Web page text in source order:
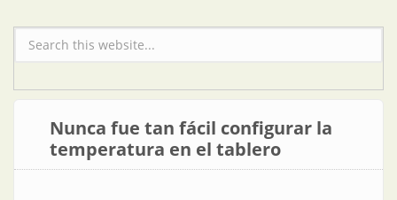
Formulario de búsqueda
Nunca fue tan fácil configurar la
temperatura en el tablero